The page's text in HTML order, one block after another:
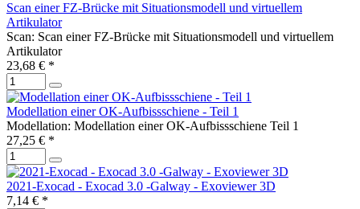
Scan einer FZ-Brücke mit Situationsmodell und virtuellem
Artikulator
Scan: Scan einer FZ-Brücke mit Situationsmodell und virtuellem
Artikulator
23,68 € *
Modellation einer OK-Aufbissschiene - Teil 1
Modellation: Modellation einer OK-Aufbissschiene Teil 1
27,25 € *
2021-Exocad - Exocad 3.0 -Galway - Exoviewer 3D
7,14 € *